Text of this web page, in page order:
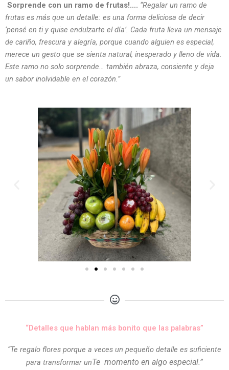
Sorprende con un ramo de frutas!…. “Regalar un ramo de
frutas es más que un detalle: es una forma deliciosa de decir
‘pensé en ti y quise endulzarte el día’. Cada fruta lleva un mensaje
de cariño, frescura y alegría, porque cuando alguien es especial,
merece un gesto que se sienta natural, inesperado y lleno de vida.
Este ramo no solo sorprende… también abraza, consiente y deja
un sabor inolvidable en el corazón.”
“Detalles que hablan más bonito que las palabras”
“Te regalo flores porque a veces un pequeño detalle es suficiente
para transformar unTe momento en algo especial.”